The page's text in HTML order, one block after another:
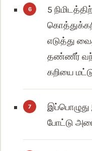
5
எடுத்து
தண்ணீர்
கறியை
இப்பொழுது
போட்டு